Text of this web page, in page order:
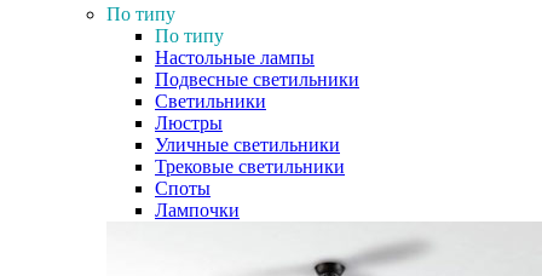
По типу
По типу
Настольные лампы
Подвесные светильники
Светильники
Люстры
Уличные светильники
Трековые светильники
Споты
Лампочки